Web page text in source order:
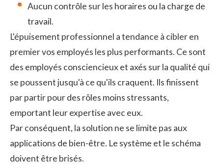
Aucun contrôle sur les horaires ou la charge de
travail.
L'épuisement professionnel a tendance à cibler en
premier vos employés les plus performants. Ce sont
des employés consciencieux et axés sur la qualité qui
se poussent jusqu'à ce qu'ils craquent. Ils finissent
par partir pour des rôles moins stressants,
emportant leur expertise avec eux.
Par conséquent, la solution ne se limite pas aux
applications de bien-être. Le système et le schéma
doivent être brisés.